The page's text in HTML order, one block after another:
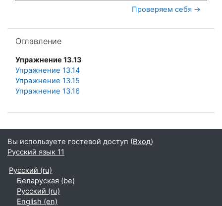
Проверяем себя →
Оглавление
Упражнение 13.13
Упражнение 13.14
Упражнение 13.15
Упражнение 13.16
Вы используете гостевой доступ (Вход)
Русский язык 11
Русский ‎(ru)‎
Беларуская ‎(be)‎
Русский ‎(ru)‎
English ‎(en)‎